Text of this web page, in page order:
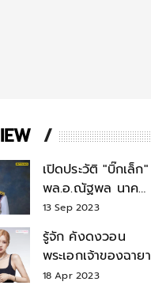
เปิดประวัติ "บิ๊กเล็ก"
พล.อ.ณัฐพล นาค
พาณิชย์ จากเลขาฯ
สมช.-เลขาฯ
รมว.กลาโหม
13 Sep 2023
รู้จัก คังดงวอน
พระเอกเจ้าของฉายา
สมบัติแห่งชาติ หลังมี
18 Apr 2023